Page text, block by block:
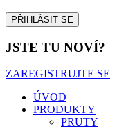
JSTE TU NOVÍ?
ZAREGISTRUJTE SE
ÚVOD
PRODUKTY
PRUTY